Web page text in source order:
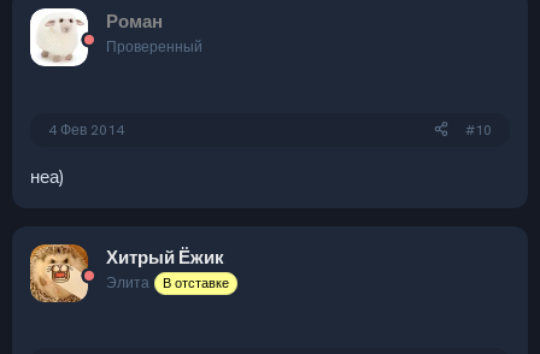
Роман
Проверенный
4 Фев 2014 #10
неа)
Хитрый Ёжик
Элита В отставке